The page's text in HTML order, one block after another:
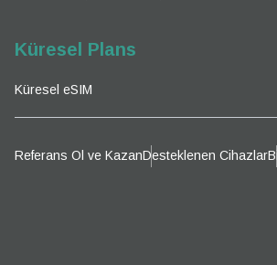
Küresel Plans
Küresel eSIM
Referans Ol ve KazanDesteklenen Cihazlar